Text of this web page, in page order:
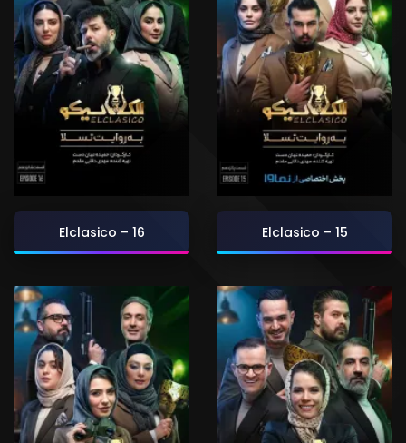
Elclasico – 16 Elclasico – 15